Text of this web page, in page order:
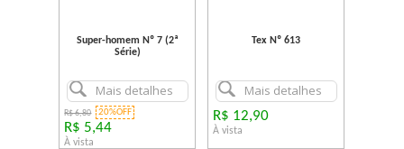
Super-homem Nº 7 (2ª
Série)
Mais detalhes
R$ 6,80 20%OFF
R$ 5,44
À vista
Tex Nº 613
Mais detalhes
R$ 12,90
À vista